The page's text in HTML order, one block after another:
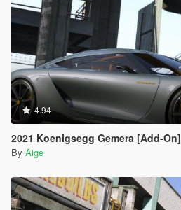
4.94
2021 Koenigsegg Gemera [Add-On]
By Aige